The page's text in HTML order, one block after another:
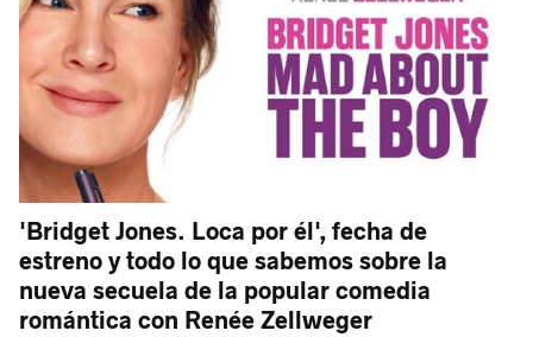
'Bridget Jones. Loca por él', fecha de
estreno y todo lo que sabemos sobre la
nueva secuela de la popular comedia
romántica con Renée Zellweger